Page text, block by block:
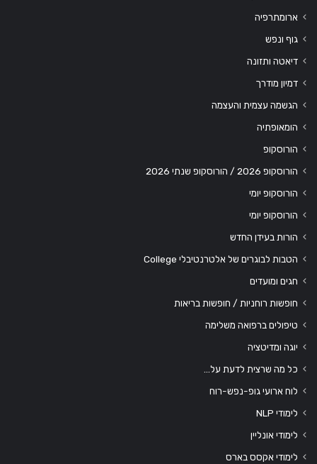
ארומתרפיה
גוף ונפש
דיאטה ותזונה
דמיון מודרך
הגשמה עצמית והעצמה
הומאופתיה
הורוסקופ
הורוסקופ 2026 / הורוסקופ שנתי 2026
הורוסקופ יומי
הורוסקופ יומי
הורות בעידן החדש
הטבות לבוגרים של אלטרנטיבלי College
חגים ומועדים
חופשות רוחניות / חופשות בריאות
טיפולים ברפואה משלימה
יוגה ומדיטציה
כל מה שרצית לדעת על…
לוח ארועי גופ-נפש-רוח
לימודי NLP
לימודי אונליין
לימודי אקסס בארס